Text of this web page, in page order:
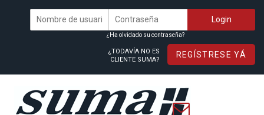
¿Ha olvidado su contraseña?
¿TODAVÍA NO ES
CLIENTE SUMA?
REGÍSTRESE YÁ